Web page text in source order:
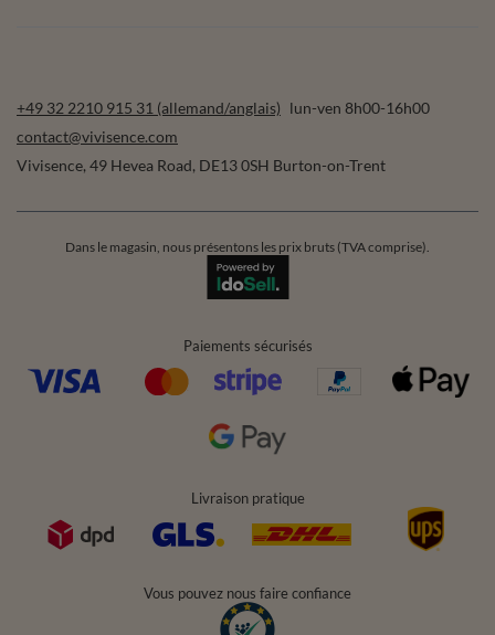
+49 32 2210 915 31 (allemand/anglais) lun-ven 8h00-16h00
contact@vivisence.com
Vivisence, 49 Hevea Road, DE13 0SH Burton-on-Trent
Dans le magasin, nous présentons les prix bruts (TVA comprise).
Paiements sécurisés
Livraison pratique
Vous pouvez nous faire confiance